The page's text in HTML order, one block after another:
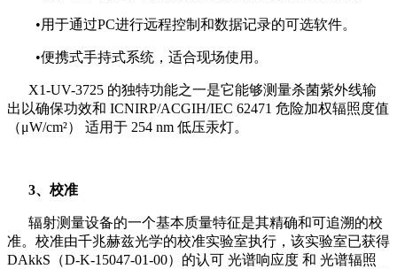
•用于通过PC进行远程控制和数据记录的可选软件。
•便携式手持式系统，适合现场使用。
X1-UV-3725 的独特功能之一是它能够测量杀菌紫外线输
出以确保功效和 ICNIRP/ACGIH/IEC 62471 危险加权辐照度值
（μW/cm²） 适用于 254 nm 低压汞灯。
3、校准
辐射测量设备的一个基本质量特征是其精确和可追溯的校
准。校准由千兆赫兹光学的校准实验室执行，该实验室已获得
DAkkS（D-K-15047-01-00）的认可 光谱响应度 和 光谱辐照